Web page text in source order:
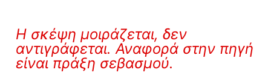
Η σκέψη μοιράζεται, δεν
αντιγράφεται. Αναφορά στην πηγή
είναι πράξη σεβασμού.